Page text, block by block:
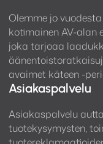
Säädöt
Three b g3:sen
1 m etäisyydeltä,
Olemme jo
kotimainen AV-alan
joka tarjoaa
avaimet käteen -
Asiakaspalvelu
Asiakaspalvelu
tuotekysymysten,